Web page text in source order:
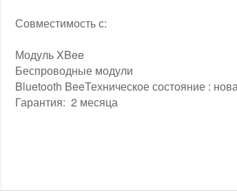
Совместимость с:
Модуль XBee
Беспроводные модули
Bluetooth BeeТехническое состояние :
Гарантия: 2 месяца